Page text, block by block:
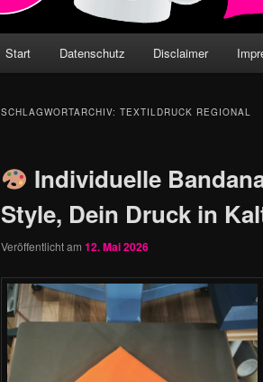
Start Datenschutz Disclaimer
SCHLAGWORTARCHIV: TEXTILDRUCK REGIONAL
Individuelle
Style, Dein Druck in
Veröffentlicht am 12. Mai 2026